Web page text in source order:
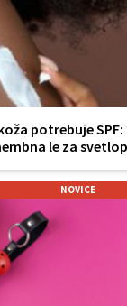
potrebuje
le za
NOVICE